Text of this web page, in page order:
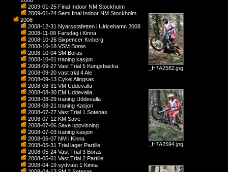
2009-01-25 Final Indoor NM Stockholm
2009-01-24 Semi final Indoor NM Stockholm
2008
2008-12-31 Nyarsstafetten i Ulricehamn 2008
2008-11-09 Farsdag i Kinna
2008-10-26 Sixpencer Kviberg
2008-10-18 VSM Boras
2008-10-04 SM Boras
2008-10-01 traning kasjon
2008-09-27 Vast Trial 5 Kungsbacka
2008-09-20 vast trial 4 Ale
2008-09-13 Cykel Alingsas
2008-08-31 VM Uddevalla
2008-08-30 EM Uddevalla
2008-08-29 traning Uddevalla
2008-08-21 traning Kasjon
2008-07-27 Vast Trial 1 Sotenas
2008-07-12 KM Save
2008-07-06 Save uppvisning
2008-07-03 traning kasjon
2008-06-07 NM i Kinna
2008-05-31 Trial lager Partille
2008-05-24 Vast Trial 3 Boras
2008-05-01 Vast Trial 2 Partille
2008-04-19 sydvast 1 Kinna
_H7A2582.jpg
_H7A2594.jpg